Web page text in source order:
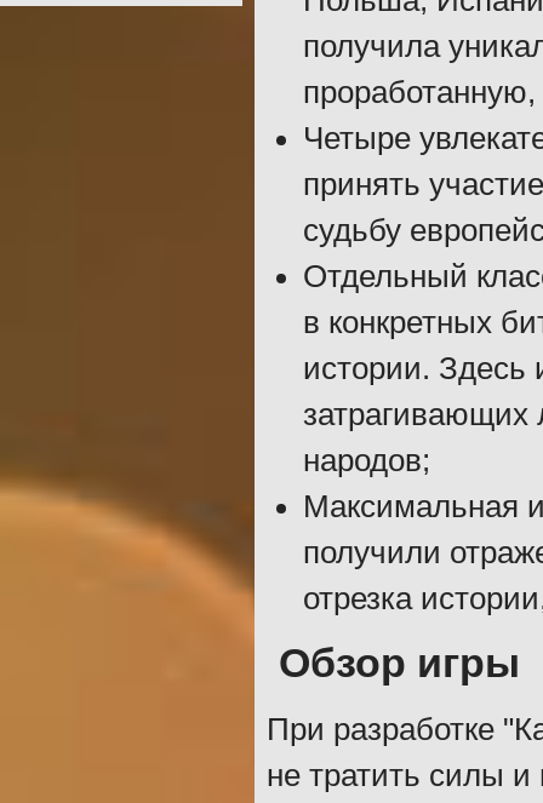
получила
проработанную,
Четыре
принять
судьбу
Отдельный
в конкретных
истории. Здесь
затрагивающих
народов;
Максимальная
получили
отрезка
Обзор игры
При разработке
не тратить силы и